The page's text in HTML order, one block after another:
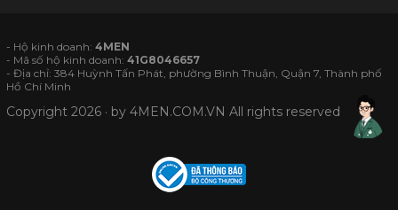
- Hộ kinh doanh:4MEN
- Mã số hộ kinh doanh:41G8046657
- Địa chỉ: 384 Huỳnh Tấn Phát, phường Bình Thuận, Quận 7, Thành phố
Hồ Chí Minh
Copyright 2026 · by4MEN.COM.VN All rights reserved